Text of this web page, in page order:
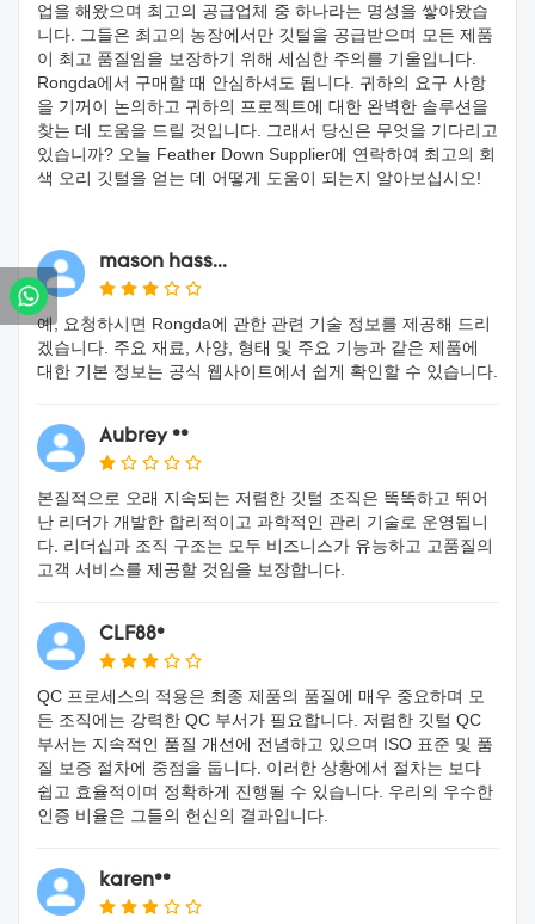
업을 해왔으며 최고의 공급업체 중 하나라는 명성을 쌓아왔습
니다. 그들은 최고의 농장에서만 깃털을 공급받으며 모든 제품
이 최고 품질임을 보장하기 위해 세심한 주의를 기울입니다.
Rongda에서 구매할 때 안심하셔도 됩니다. 귀하의 요구 사항
을 기꺼이 논의하고 귀하의 프로젝트에 대한 완벽한 솔루션을
찾는 데 도움을 드릴 것입니다. 그래서 당신은 무엇을 기다리고
있습니까? 오늘 Feather Down Supplier에 연락하여 최고의 회
색 오리 깃털을 얻는 데 어떻게 도움이 되는지 알아보십시오!
mason hass...
예, 요청하시면 Rongda에 관한 관련 기술 정보를 제공해 드리
겠습니다. 주요 재료, 사양, 형태 및 주요 기능과 같은 제품에
대한 기본 정보는 공식 웹사이트에서 쉽게 확인할 수 있습니다.
Aubrey **
본질적으로 오래 지속되는 저렴한 깃털 조직은 똑똑하고 뛰어
난 리더가 개발한 합리적이고 과학적인 관리 기술로 운영됩니
다. 리더십과 조직 구조는 모두 비즈니스가 유능하고 고품질의
고객 서비스를 제공할 것임을 보장합니다.
CLF88*
QC 프로세스의 적용은 최종 제품의 품질에 매우 중요하며 모
든 조직에는 강력한 QC 부서가 필요합니다. 저렴한 깃털 QC
부서는 지속적인 품질 개선에 전념하고 있으며 ISO 표준 및 품
질 보증 절차에 중점을 둡니다. 이러한 상황에서 절차는 보다
쉽고 효율적이며 정확하게 진행될 수 있습니다. 우리의 우수한
인증 비율은 그들의 헌신의 결과입니다.
karen**